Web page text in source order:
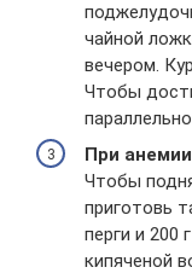
чайной
вечером.
Чтобы
При анемии
Чтобы
приготовь
перги и 200
кипяченой